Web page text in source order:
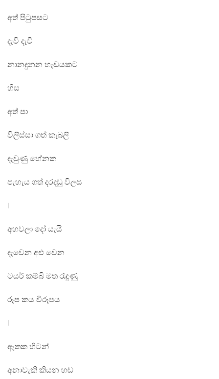
අත් පිටුපසට
දැවි දැවී
නානදුනන හැඩයකට
හිස
අත් පා
විලිස්සා ගත් කැබලි
දැවුණු හේනක
පැහැය ගත් දරදඬු විලස
|
අහවලා දෝ යැයි
දැවෙන අළු වෙන
ටයර් කම්බි මත රැඳුණු
රූප කය විරූපය
|
ඈතක හිටන්
අනාවැකි කියන හඬ